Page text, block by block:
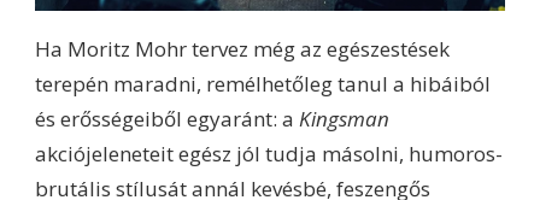
Ha Moritz Mohr tervez még az egészestések
terepén maradni, remélhetőleg tanul a hibáiból
és erősségeiből egyaránt: a Kingsman
akciójeleneteit egész jól tudja másolni, humoros-
brutális stílusát annál kevésbé, feszengős